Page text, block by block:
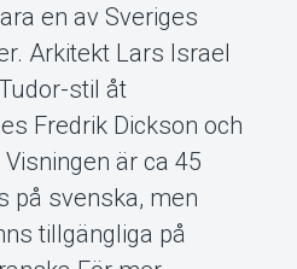
en av Sveriges
Arkitekt Lars Israel
stil åt
Fredrik Dickson och
är ca 45
på svenska, men
tillgängliga på